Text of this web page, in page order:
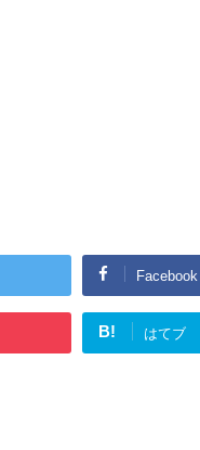
Facebook
B! はてブ